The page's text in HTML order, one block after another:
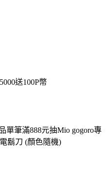
送100P幣
單筆滿888元抽Mio gogoro專
鬍刀 (顏色隨機)